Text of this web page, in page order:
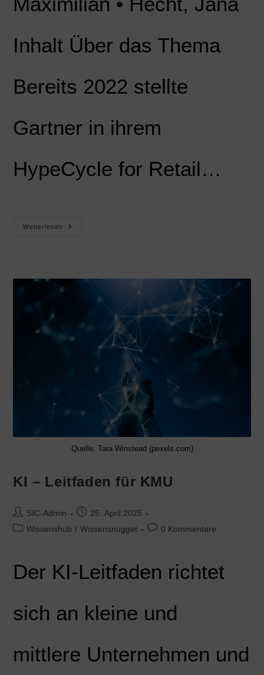
Inhalt Über das Thema
Bereits 2022 stellte
Gartner in ihrem
HypeCycle for Retail…
Weiterlesen
Quelle: Tara Winstead (pexels.com)
KI – Leitfaden für KMU
SIC-Admin
25. April 2025
Wissenshub / Wissensnugget 0 Kommentare
Der KI-Leitfaden richtet
sich an kleine und
mittlere Unternehmen und